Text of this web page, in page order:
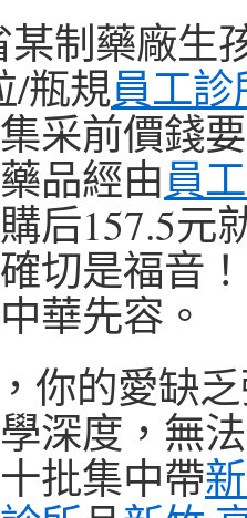
某制藥廠生
/瓶規員工
采前價錢
品經由員
后157.5元
切是福音
華先容。
，你的愛缺
深度，無
批集中帶